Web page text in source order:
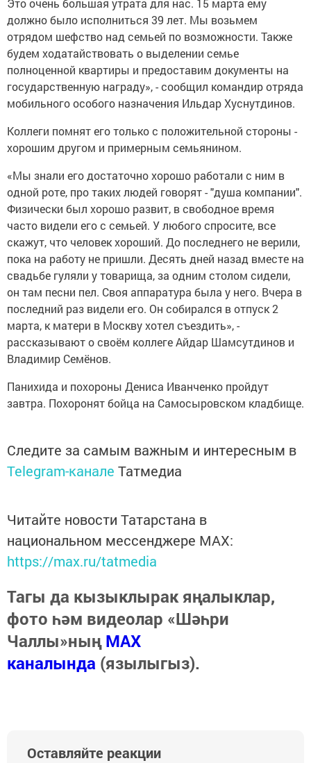
Это очень большая утрата для нас. 15 марта ему
должно было исполниться 39 лет. Мы возьмем
отрядом шефство над семьей по возможности. Также
будем ходатайствовать о выделении семье
полноценной квартиры и предоставим документы на
государственную награду», - сообщил командир отряда
мобильного особого назначения Ильдар Хуснутдинов.
Коллеги помнят его только с положительной стороны -
хорошим другом и примерным семьянином.
«Мы знали его достаточно хорошо работали с ним в
одной роте, про таких людей говорят - "душа компании".
Физически был хорошо развит, в свободное время
часто видели его с семьей. У любого спросите, все
скажут, что человек хороший. До последнего не верили,
пока на работу не пришли. Десять дней назад вместе на
свадьбе гуляли у товарища, за одним столом сидели,
он там песни пел. Своя аппаратура была у него. Вчера в
последний раз видели его. Он собирался в отпуск 2
марта, к матери в Москву хотел съездить», -
рассказывают о своём коллеге Айдар Шамсутдинов и
Владимир Семёнов.
Панихида и похороны Дениса Иванченко пройдут
завтра. Похоронят бойца на Самосыровском кладбище.
Следите за самым важным и интересным в
Telegram-канале Татмедиа
Читайте новости Татарстана в
национальном мессенджере MАХ:
https://max.ru/tatmedia
Тагы да кызыклырак яңалыклар,
фото һәм видеолар «Шәһри
Чаллы»ныңMAX
каналында (язылыгыз).
Оставляйте реакции